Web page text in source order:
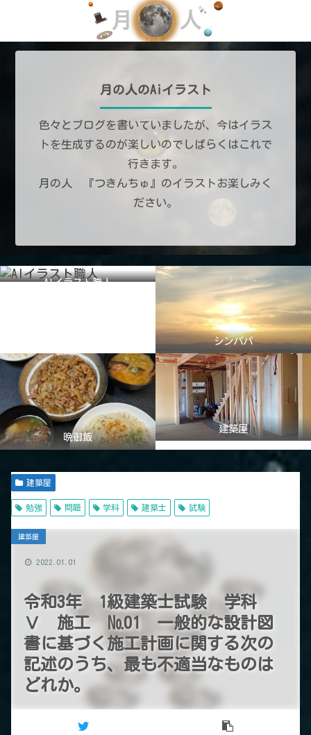
月の人のAiイラスト
色々とブログを書いていましたが、今はイラス
トを生成するのが楽しいのでしばらくはこれで
行きます。
月の人 『つきんちゅ』のイラストお楽しみく
ださい。
AIイラスト職人
シンパパ
晩御飯
建築屋
建築屋
勉強 問題 学科 建築士 試験
令和3年 1級建築士試験 学科
Ⅴ 施工 №01 一般的な設計図
書に基づく施工計画に関する次の
記述のうち、最も不適当なものは
どれか。
建築屋
2022.01.01